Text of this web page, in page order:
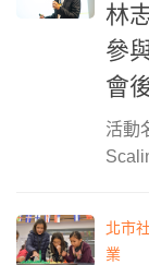
林
參
會
活動
北市
業